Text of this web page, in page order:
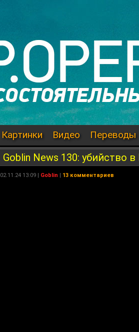
Картинки Видео Переводы
Goblin News 130: убийство
02.11.24 13:09 | Goblin | 13 комментариев